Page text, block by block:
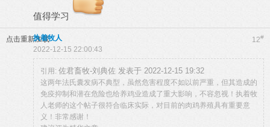
值得学习
点击重新加载 12#
执着牧人
2022-12-15 22:00:43
引用: 佐君畜牧-刘典佐 发表于 2022-12-15 19:32
这两年法氏囊发病不典型，虽然危害程度不如以前严重，但其造成的
免疫抑制和潜在危险也给养鸡业造成了重大影响，不容忽视！执着牧
人老师的这个帖子很符合临床实际，对目前的肉鸡养殖具有重要意
义！非常感谢！